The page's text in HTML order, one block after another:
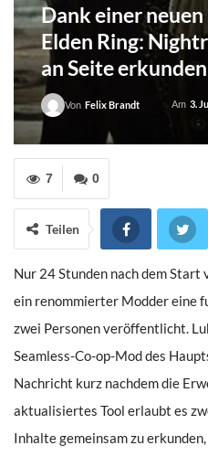
Dank einer
Elden Ring:
an Seite erkunden
Von Felix Brandt Am 3.
0
7
Teilen
Nur 24 Stunden nach dem Start
ein renommierter Modder eine
zwei Personen veröffentlicht.
Seamless-Co-op-Mod des
Nachricht kurz nachdem die
aktualisiertes Tool erlaubt es
Inhalte gemeinsam zu